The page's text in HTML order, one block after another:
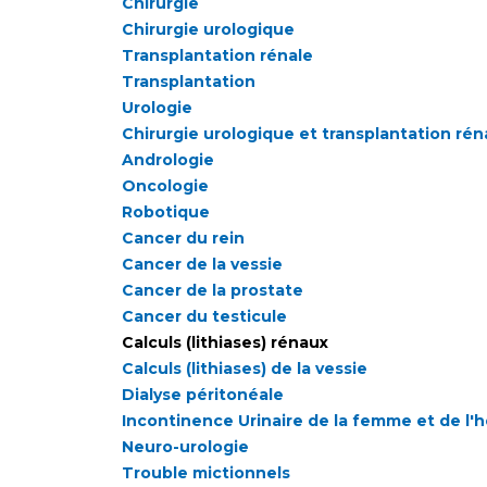
Chirurgie urologique
Transplantation rénale
Transplantation
Urologie
Chirurgie urologique et transplantation
Andrologie
Oncologie
Robotique
Cancer du rein
Cancer de la vessie
Cancer de la prostate
Cancer du testicule
Calculs (lithiases) rénaux
Calculs (lithiases) de la vessie
Dialyse péritonéale
Incontinence Urinaire de la femme et de
Neuro-urologie
Trouble mictionnels